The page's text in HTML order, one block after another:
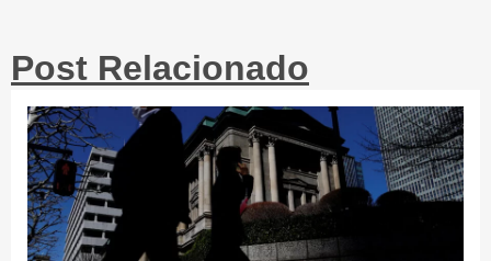
Post Relacionado